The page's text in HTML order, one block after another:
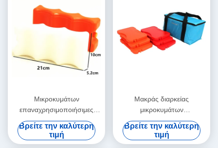
Μικροκυμάτων
επαναχρησιμοποιήσιμες
θερμικές συσκευές για
τρόφιμα / κουτί
μεσημεριανού φαγητού,
Βρείτε την καλύτερη
τιμή
Μακράς διαρκείας
μικροκυμάτων
επαναχρησιμοποιήσιμα
θερμότητας θερμά τρόφιμα
στοιχείων θερμότητας
Βρείτε την καλύτερη
τιμή